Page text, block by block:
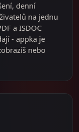
denní
na jednu
a ISDOC
- appka je
nebo